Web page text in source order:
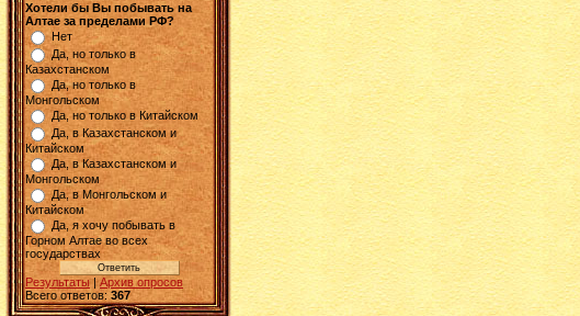
Хотели бы Вы побывать на
Алтае за пределами РФ?
Нет
Да, но только в
Казахстанском
Да, но только в
Монгольском
Да, но только в Китайском
Да, в Казахстанском и
Китайском
Да, в Казахстанском и
Монгольском
Да, в Монгольском и
Китайском
Да, я хочу побывать в
Горном Алтае во всех
государствах
Результаты |Архив опросов
Всего ответов: 367